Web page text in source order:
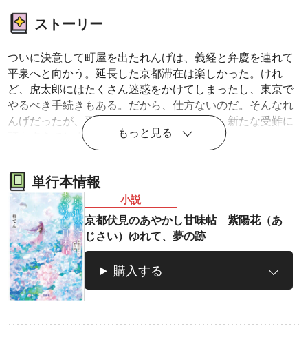
ストーリー
ついに決意して町屋を出たれんげは、義経と弁慶を連れて
平泉へと向かう。延長した京都滞在は楽しかった。けれ
ど、虎太郎にはたくさん迷惑をかけてしまったし、東京で
やるべき手続きもある。だから、仕方ないのだ。そんなれ
んげだったが、平泉でもあやかしに遭遇！ 新たな受難に
頭を抱えてしまうのだった……。
もっと見る
単行本情報
小説
京都伏見のあやかし甘味帖 紫陽花（あ
じさい）ゆれて、夢の跡
購入する